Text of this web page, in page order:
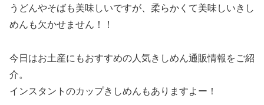
うどんやそばも美味しいですが、柔らかくて美味しいきし
めんも欠かせません！！
今日はお土産にもおすすめの人気きしめん通販情報をご紹
介。
インスタントのカップきしめんもありますよー！